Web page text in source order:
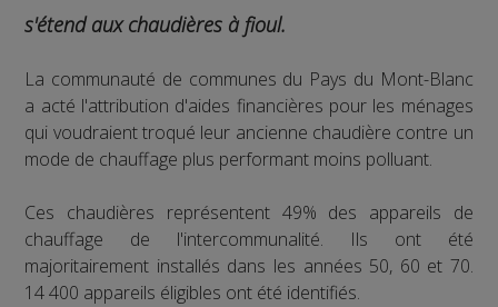
s'étend aux chaudières à fioul.
La communauté de communes du Pays du Mont-Blanc
a acté l'attribution d'aides financières pour les ménages
qui voudraient troqué leur ancienne chaudière contre un
mode de chauffage plus performant moins polluant.
Ces chaudières représentent 49% des appareils de
chauffage de l'intercommunalité. Ils ont été
majoritairement installés dans les années 50, 60 et 70.
14 400 appareils éligibles ont été identifiés.